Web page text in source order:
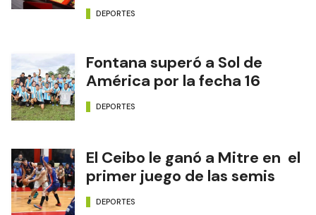
DEPORTES
Fontana superó a Sol de
América por la fecha 16
DEPORTES
El Ceibo le ganó a Mitre en el
primer juego de las semis
DEPORTES